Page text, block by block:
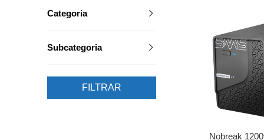
Categoria
Subcategoria
FILTRAR
Nobreak